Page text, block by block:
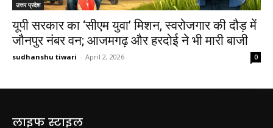
उत्तर प्रदेश
यूपी सरकार का ‘सीएम युवा’ मिशन, स्वरोजगार की दौड़ में
जौनपुर नंबर वन; आजमगढ़ और हरदोई ने भी मारी बाजी
sudhanshu tiwari - April 2, 2026 0
लाइफ स्टाइल